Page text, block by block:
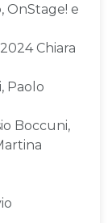
OnStage! e
Chiara
Paolo
Boccuni,